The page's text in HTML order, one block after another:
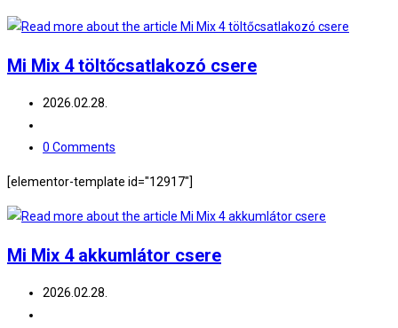
Mi Mix 4 töltőcsatlakozó csere
Post
2026.02.28.
category:
Post
0 Comments
[elementor-template id="12917"]
Mi Mix 4 akkumlátor csere
Post
2026.02.28.